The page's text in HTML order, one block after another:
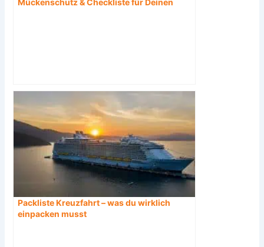
Mückenschutz & Checkliste für Deinen
Packliste Kreuzfahrt – was du wirklich
einpacken musst